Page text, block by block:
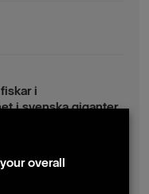
i
i svenska giganter
i teknik – men
overall